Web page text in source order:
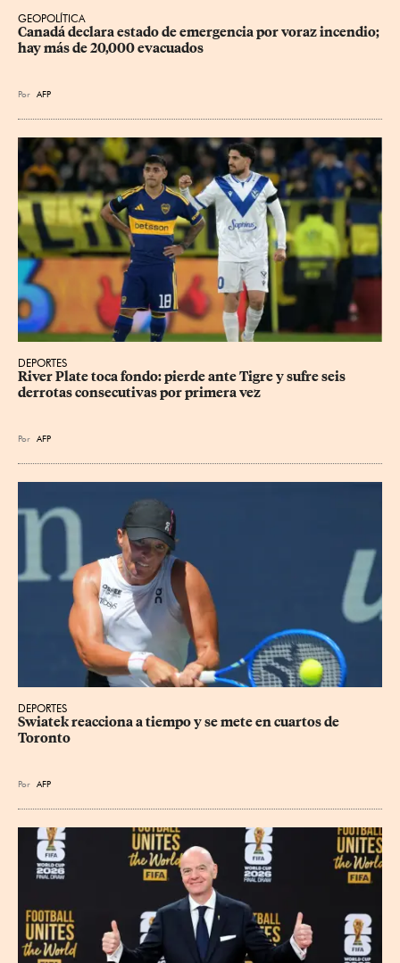
GEOPOLÍTICA
Canadá declara estado de emergencia por voraz incendio;
hay más de 20,000 evacuados
Por AFP
DEPORTES
River Plate toca fondo: pierde ante Tigre y sufre seis
derrotas consecutivas por primera vez
Por AFP
DEPORTES
Swiatek reacciona a tiempo y se mete en cuartos de
Toronto
Por AFP